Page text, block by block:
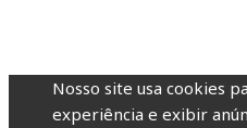
Nosso site usa cookies
experiência e exibir